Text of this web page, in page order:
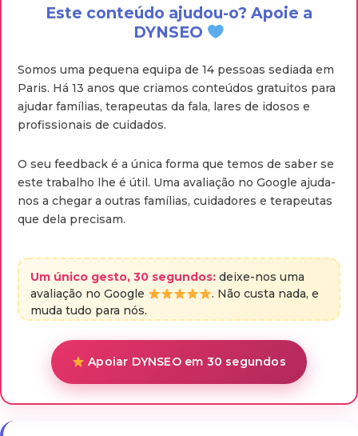
Este conteúdo ajudou-o? Apoie a
DYNSEO
Somos uma pequena equipa de 14 pessoas sediada em
Paris. Há 13 anos que criamos conteúdos gratuitos para
ajudar famílias, terapeutas da fala, lares de idosos e
profissionais de cuidados.
O seu feedback é a única forma que temos de saber se
este trabalho lhe é útil. Uma avaliação no Google ajuda-
nos a chegar a outras famílias, cuidadores e terapeutas
que dela precisam.
Um único gesto, 30 segundos: deixe-nos uma
avaliação no Google
. Não custa nada, e
muda tudo para nós.
Apoiar DYNSEO em 30 segundos